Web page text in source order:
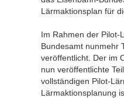
Lärmaktionsplan für
Im Rahmen der Pilot-
Bundesamt nunmehr
veröffentlicht. Der im
nun veröffentlichte
vollständigen Pilot-
Lärmaktionsplanung